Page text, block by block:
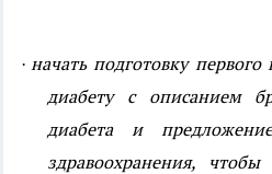
· начать подготовку
диабету с описанием
диабета и
здравоохранения,